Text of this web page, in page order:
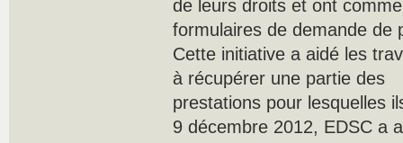
de leurs droits et ont
formulaires de demande de
Cette initiative a aidé les
à récupérer une partie des
prestations pour lesquelles
9 décembre 2012, EDSC a